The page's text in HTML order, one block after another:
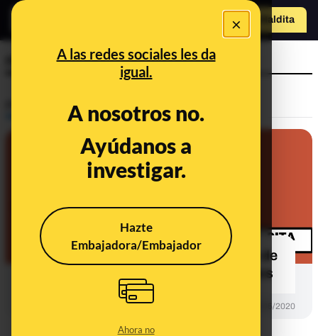
×
A las redes sociales les da
igual.
A nosotros no.
Ayúdanos a
investigar.
Hazte
Embajadora/Embajador
Ahora no
Hazte Maldita
retraso
Por qué hay problemas en el cobro de
ERTE y qué hacer para solucionarlos
28/05/2020